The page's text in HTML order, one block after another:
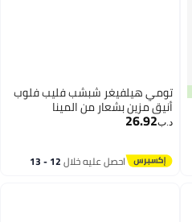
تومي هيلفيغر شبشب فليب فلوب
أنيق مزين بشعار من المينا
د.ب‏26.92
احصل عليه خلال 12 - 13